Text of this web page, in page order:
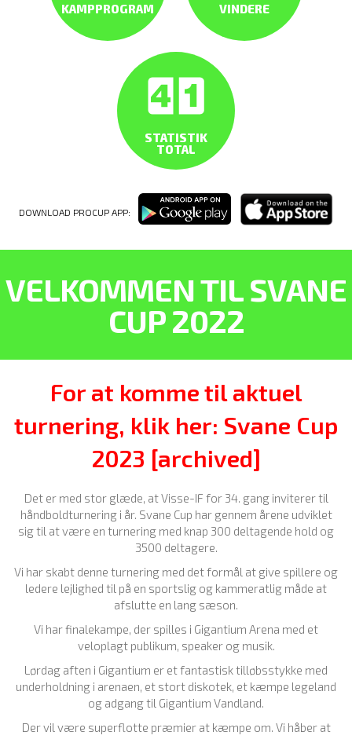
KAMPPROGRAM VINDERE
STATISTIK
TOTAL
DOWNLOAD PROCUP APP:
VELKOMMEN TIL SVANE
CUP 2022
For at komme til aktuel
turnering, klik her: Svane Cup
2023 [archived]
Det er med stor glæde, at Visse-IF for 34. gang inviterer til
håndboldturnering i år. Svane Cup har gennem årene udviklet
sig til at være en turnering med knap 300 deltagende hold og
3500 deltagere.
Vi har skabt denne turnering med det formål at give spillere og
ledere lejlighed til på en sportslig og kammeratlig måde at
afslutte en lang sæson.
Vi har finalekampe, der spilles i Gigantium Arena med et
veloplagt publikum, speaker og musik.
Lørdag aften i Gigantium er et fantastisk tilløbsstykke med
underholdning i arenaen, et stort diskotek, et kæmpe legeland
og adgang til Gigantium Vandland.
Der vil være superflotte præmier at kæmpe om. Vi håber at